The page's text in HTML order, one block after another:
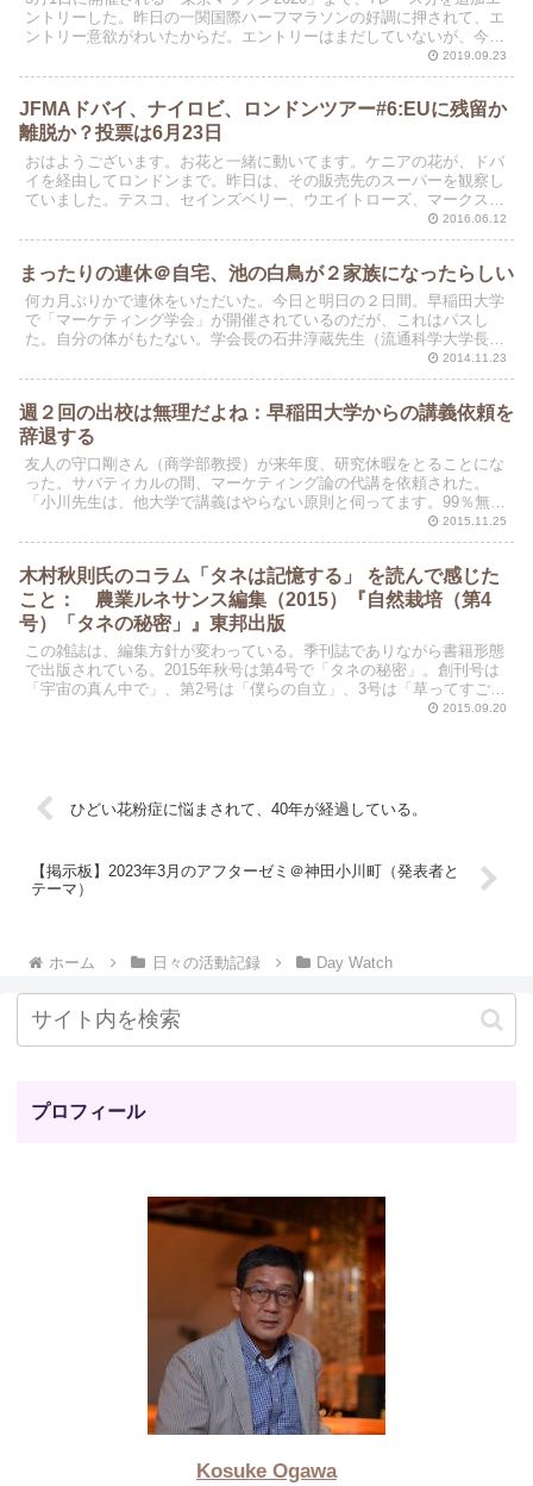
ントリーした。昨日の一関国際ハーフマラソンの好調に押されて、エ
ントリー意欲がわいたからだ。エントリーはまだしていないが、今週
2019.09.23
JFMAドバイ、ナイロビ、ロンドンツアー#6:EUに残留か
離脱か？投票は6月23日
おはようございます。お花と一緒に動いてます。ケニアの花が、ドバ
イを経由してロンドンまで。昨日は、その販売先のスーパーを観察し
ていました。テスコ、セインズベリー、ウエイトローズ、マークス&
スペンサー、アズダを視察。今晩、逆方向にまたドバイまで...2016.06.12
まったりの連休＠自宅、池の白鳥が２家族になったらしい
何カ月ぶりかで連休をいただいた。今日と明日の２日間。早稲田大学
で「マーケティング学会」が開催されているのだが、これはパスし
た。自分の体がもたない。学会長の石井淳蔵先生（流通科学大学長）
には一昨日、携帯にお詫びの電話を入れた。発表のレビューな...2014.11.23
週２回の出校は無理だよね：早稲田大学からの講義依頼を
辞退する
友人の守口剛さん（商学部教授）が来年度、研究休暇をとることにな
った。サバティカルの間、マーケティング論の代講を依頼された。
「小川先生は、他大学で講義はやらない原則と伺ってます。99％無理
2015.11.25
木村秋則氏のコラム「タネは記憶する」 を読んで感じた
こと： 農業ルネサンス編集（2015）『自然栽培（第4
号）「タネの秘密」』東邦出版
この雑誌は、編集方針が変わっている。季刊誌でありながら書籍形態
で出版されている。2015年秋号は第4号で「タネの秘密」。創刊号は
「宇宙の真ん中で」、第2号は「僕らの自立」、3号は「草ってすご
2015.09.20
ひどい花粉症に悩まされて、40年が経過している。
【掲示板】2023年3月のアフターゼミ＠神田小川町（発表者と
テーマ）
ホーム 日々の活動記録 Day Watch
プロフィール
Kosuke Ogawa